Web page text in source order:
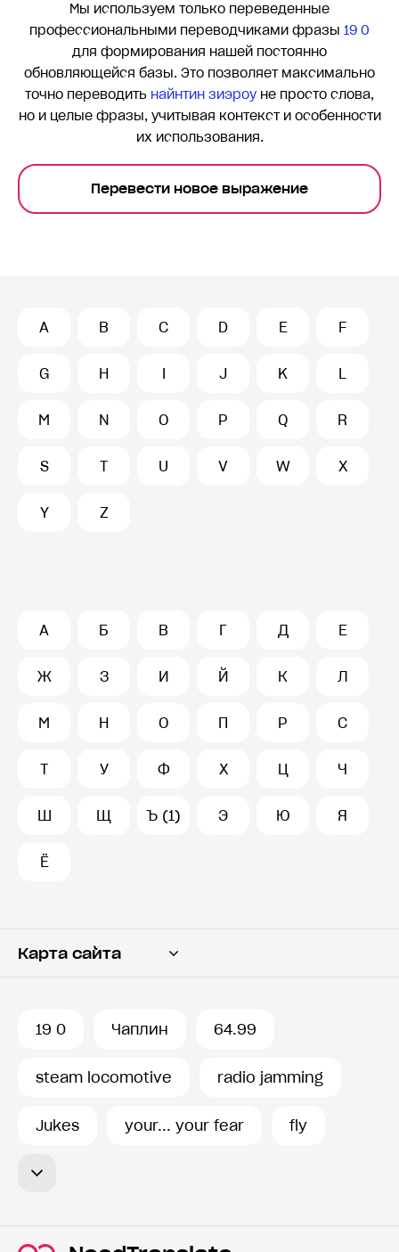
Мы используем только переведенные
профессиональными переводчиками фразы 19 0
для формирования нашей постоянно
обновляющейся базы. Это позволяет максимально
точно переводить найнтин зиэроу не просто слова,
но и целые фразы, учитывая контекст и особенности
их использования.
Перевести новое выражение
A B C D E F
G H I J K L
M N O P Q R
S T U V W X
Y Z
А Б В Г Д Е
Ж З И Й К Л
М Н О П Р С
Т У Ф Х Ц Ч
Ш Щ Ъ (1) Э Ю Я
Ё
Карта сайта
19 0 Чаплин 64.99
steam locomotive radio jamming
Jukes your... your fear fly